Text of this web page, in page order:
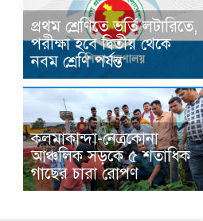
প্রথম শ্রেণিতে ভর্তি লটারিতে,
পরীক্ষা হবে দ্বিতীয় থেকে
নবম শ্রেণি পর্যন্ত
কলমাকান্দা-নেত্রকোনা
আঞ্চলিক সড়কে ৫ শতাধিক
গাছের চারা রোপণ